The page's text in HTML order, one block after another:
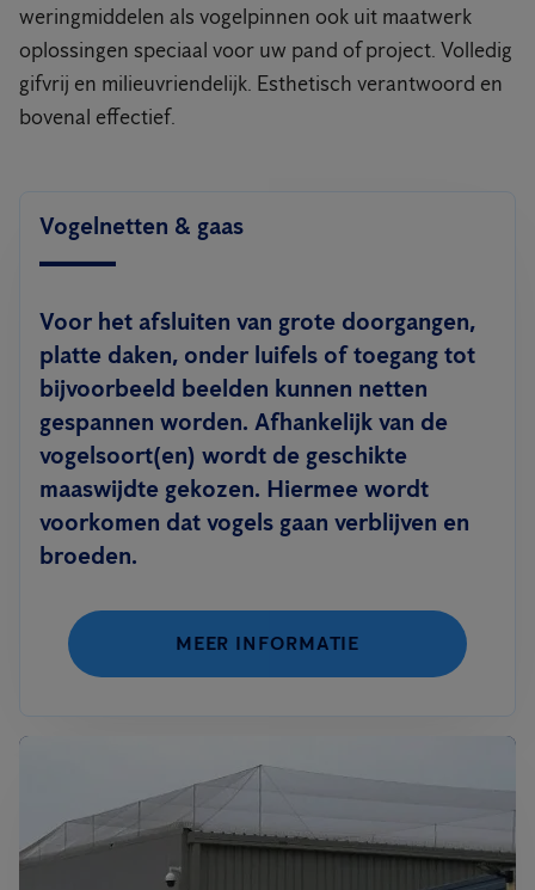
weringmiddelen als vogelpinnen ook uit maatwerk
oplossingen speciaal voor uw pand of project. Volledig
gifvrij en milieuvriendelijk. Esthetisch verantwoord en
bovenal effectief.
Vogelnetten & gaas
Voor het afsluiten van grote doorgangen,
platte daken, onder luifels of toegang tot
bijvoorbeeld beelden kunnen netten
gespannen worden. Afhankelijk van de
vogelsoort(en) wordt de geschikte
maaswijdte gekozen. Hiermee wordt
voorkomen dat vogels gaan verblijven en
broeden.
MEER INFORMATIE